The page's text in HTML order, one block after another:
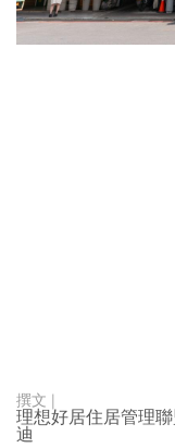
理想好居住居管理
迪